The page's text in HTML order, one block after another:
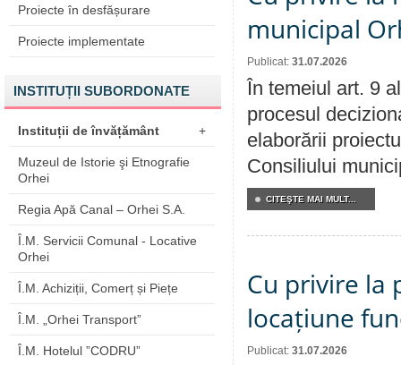
Proiecte în desfășurare
Proiecte implementate
INSTITUȚII SUBORDONATE
Instituții de învățământ +
Muzeul de Istorie şi Etnografie
Orhei
Regia Apă Canal – Orhei S.A.
Î.M. Servicii Comunal - Locative
Orhei
Î.M. Achiziții, Comerț și Piețe
Î.M. „Orhei Transport”
Î.M. Hotelul ”CODRU”
municipal
Publicat: 31.07.2026
În temeiul art. 9
procesul
elaborării
Consiliului
CITEŞTE MAI MULT...
Cu privire la
locațiune
Publicat: 31.07.2026